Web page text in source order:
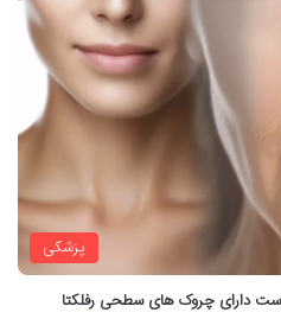
پزشکی
دارای چروک های سطحی رفلکتا